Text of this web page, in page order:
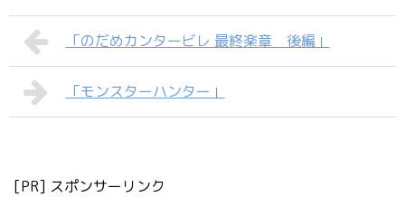
「のだめカンタービレ 最終楽章 後編」
「モンスターハンター」
[PR] スポンサーリンク